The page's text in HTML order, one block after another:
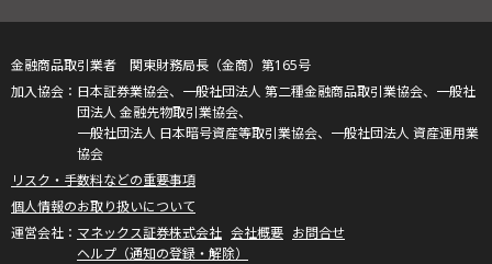
金融商品取引業者 関東財務局長（金商）第165号
日本証券業協会、一般社団法人 第二種金融商品取引業協会、一般社
団法人 金融先物取引業協会、
一般社団法人 日本暗号資産等取引業協会、一般社団法人 資産運用業
協会
リスク・手数料などの重要事項
個人情報のお取り扱いについて
マネックス証券株式会社 会社概要 お問合せ
ヘルプ（通知の登録・解除）